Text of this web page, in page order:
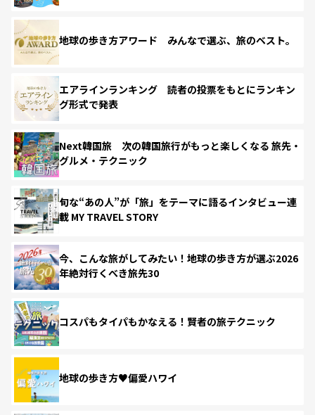
地球の歩き方アワード みんなで選ぶ、旅のベスト。
エアラインランキング 読者の投票をもとにランキン
グ形式で発表
Next韓国旅 次の韓国旅行がもっと楽しくなる 旅先・
グルメ・テクニック
旬な“あの人”が「旅」をテーマに語るインタビュー連
載 MY TRAVEL STORY
今、こんな旅がしてみたい！地球の歩き方が選ぶ2026
年絶対行くべき旅先30
コスパもタイパもかなえる！賢者の旅テクニック
地球の歩き方♥偏愛ハワイ